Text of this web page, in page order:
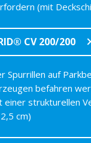
(mit
CV 200/200
Spurrillen auf
befahren
einer strukturellen
cm)